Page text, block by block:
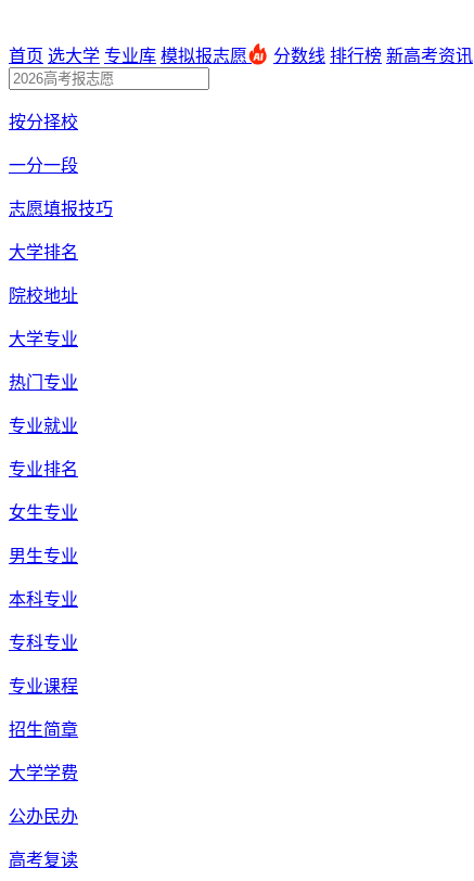
首页 选大学 专业库 模拟报志愿 分数线 排行榜 新高考资讯
按分择校
一分一段
志愿填报技巧
大学排名
院校地址
大学专业
热门专业
专业就业
专业排名
女生专业
男生专业
本科专业
专科专业
专业课程
招生简章
大学学费
公办民办
高考复读